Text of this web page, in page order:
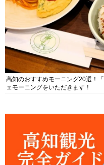
高知のおすすめモーニング20選！
ェモーニングをいただきます！